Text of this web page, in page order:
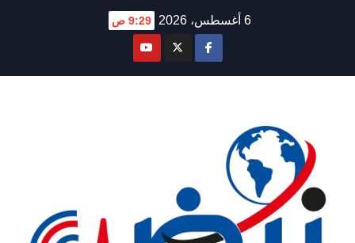
6 أغسطس، 2026 9:29 ص